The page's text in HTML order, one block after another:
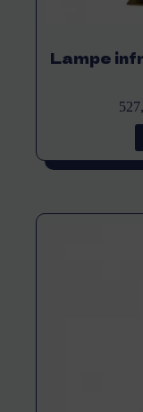
Lampe